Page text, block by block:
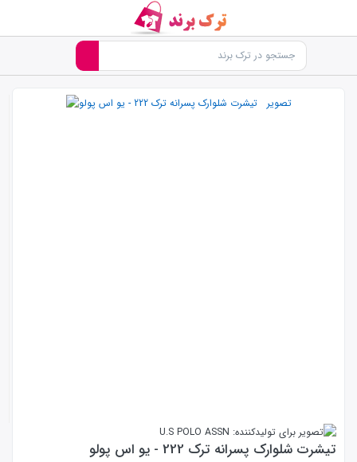
تیشرت شلوارک پسرانه ترک 222 - یو اس پولو